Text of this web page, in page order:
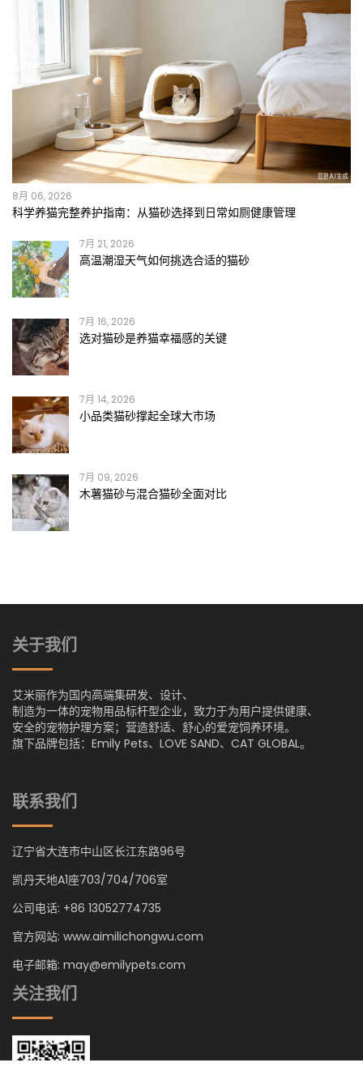
8月 06, 2026
科学养猫完整养护指南：从猫砂选择到日常如厕健康管理
7月 21, 2026
高温潮湿天气如何挑选合适的猫砂
7月 16, 2026
选对猫砂是养猫幸福感的关键
7月 14, 2026
小品类猫砂撑起全球大市场
7月 09, 2026
木薯猫砂与混合猫砂全面对比
关于我们
艾米丽作为国内高端集研发、设计、
制造为一体的宠物用品标杆型企业，致力于为用户提供健康、
安全的宠物护理方案；营造舒适、舒心的爱宠饲养环境。
旗下品牌包括：Emily Pets、LOVE SAND、CAT GLOBAL。
联系我们
辽宁省大连市中山区长江东路96号
凯丹天地A1座703/704/706室
公司电话: +86 13052774735
官方网站: www.aimilichongwu.com
电子邮箱: may@emilypets.com
关注我们